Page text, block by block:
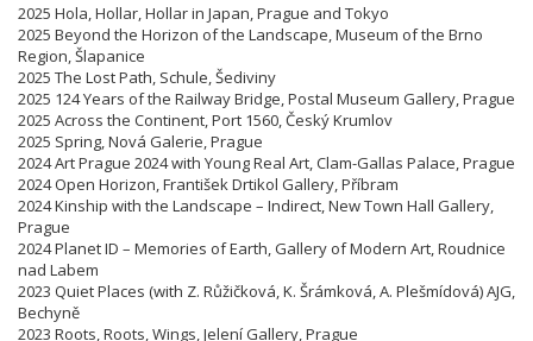
2025 Hola, Hollar, Hollar in Japan, Prague and Tokyo
2025 Beyond the Horizon of the Landscape, Museum of the Brno
Region, Šlapanice
2025 The Lost Path, Schule, Šediviny
2025 124 Years of the Railway Bridge, Postal Museum Gallery, Prague
2025 Across the Continent, Port 1560, Český Krumlov
2025 Spring, Nová Galerie, Prague
2024 Art Prague 2024 with Young Real Art, Clam-Gallas Palace, Prague
2024 Open Horizon, František Drtikol Gallery, Příbram
2024 Kinship with the Landscape – Indirect, New Town Hall Gallery,
Prague
2024 Planet ID – Memories of Earth, Gallery of Modern Art, Roudnice
nad Labem
2023 Quiet Places (with Z. Růžičková, K. Šrámková, A. Plešmídová) AJG,
Bechyně
2023 Roots, Roots, Wings, Jelení Gallery, Prague